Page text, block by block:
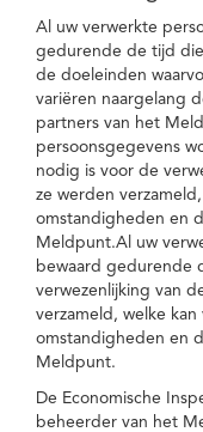
Al uw verwerkte
gedurende de tijd
de doeleinden
variëren naargelang
partners van het
persoonsgegevens
nodig is voor de
ze werden
omstandigheden en
Meldpunt.Al uw
bewaard gedurende
verwezenlijking van
verzameld, welke
omstandigheden en
Meldpunt.
De Economische
beheerder van het